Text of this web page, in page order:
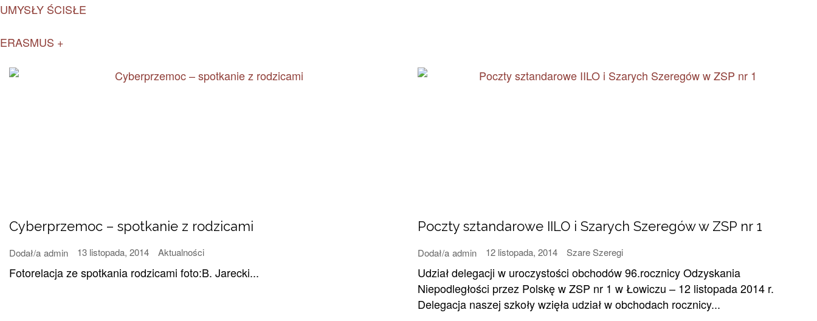
UMYSŁY ŚCISŁE
ERASMUS +
Cyberprzemoc – spotkanie z rodzicami
Dodał/a admin 13 listopada, 2014 Aktualności
Fotorelacja ze spotkania rodzicami foto:B. Jarecki...
Poczty sztandarowe IILO i Szarych Szeregów w ZSP nr 1
Dodał/a admin 12 listopada, 2014 Szare Szeregi
Udział delegacji w uroczystości obchodów 96.rocznicy Odzyskania
Niepodległości przez Polskę w ZSP nr 1 w Łowiczu – 12 listopada 2014 r.
Delegacja naszej szkoły wzięła udział w obchodach rocznicy...